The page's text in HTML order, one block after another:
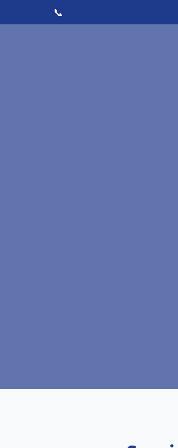
📞